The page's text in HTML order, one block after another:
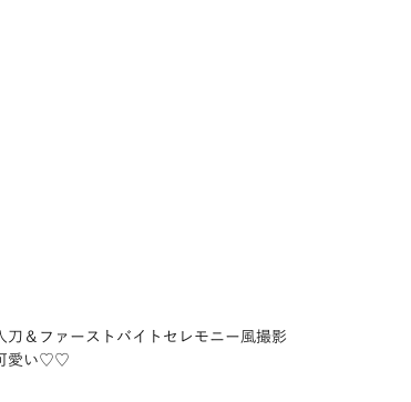
＆ファーストバイトセレモニー風撮影
愛い♡♡